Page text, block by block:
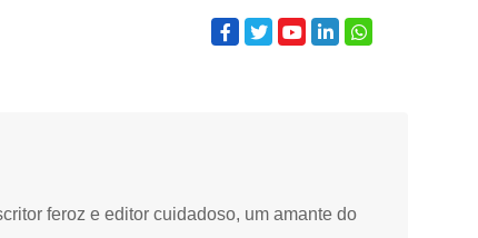
feroz e editor cuidadoso, um amante do